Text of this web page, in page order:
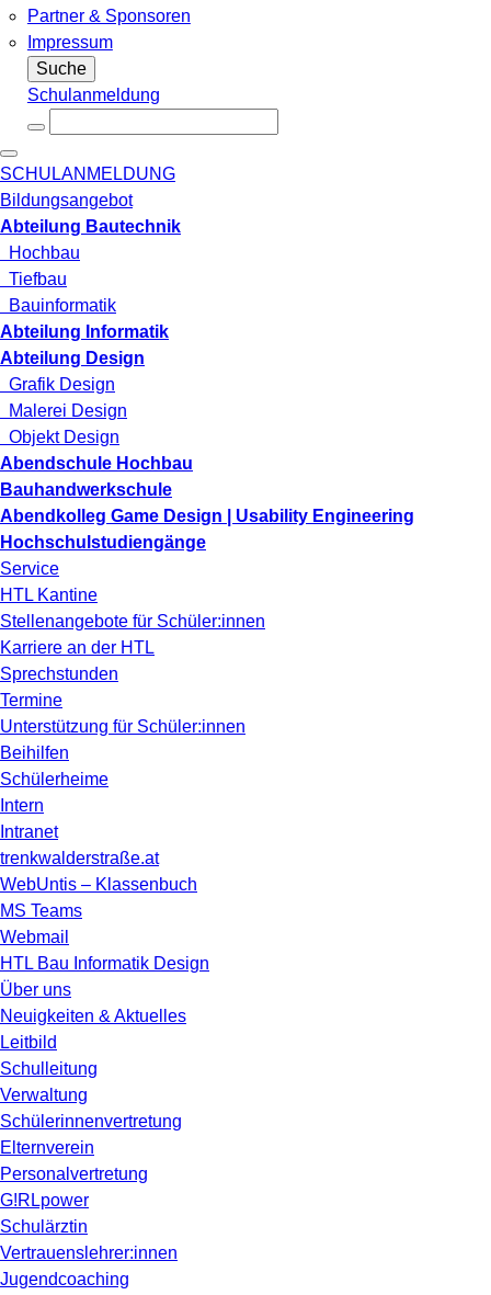
Partner & Sponsoren
Impressum
Suche
Schulanmeldung
SCHULANMELDUNG
Bildungsangebot
Abteilung Bautechnik
Hochbau
Tiefbau
Bauinformatik
Abteilung Informatik
Abteilung Design
Grafik Design
Malerei Design
Objekt Design
Abendschule Hochbau
Bauhandwerkschule
Abendkolleg Game Design | Usability Engineering
Hochschulstudiengänge
Service
HTL Kantine
Stellenangebote für Schüler:innen
Karriere an der HTL
Sprechstunden
Termine
Unterstützung für Schüler:innen
Beihilfen
Schülerheime
Intern
Intranet
trenkwalderstraße.at
WebUntis – Klassenbuch
MS Teams
Webmail
HTL Bau Informatik Design
Über uns
Neuigkeiten & Aktuelles
Leitbild
Schulleitung
Verwaltung
Schülerinnenvertretung
Elternverein
Personalvertretung
G!RLpower
Schulärztin
Vertrauenslehrer:innen
Jugendcoaching